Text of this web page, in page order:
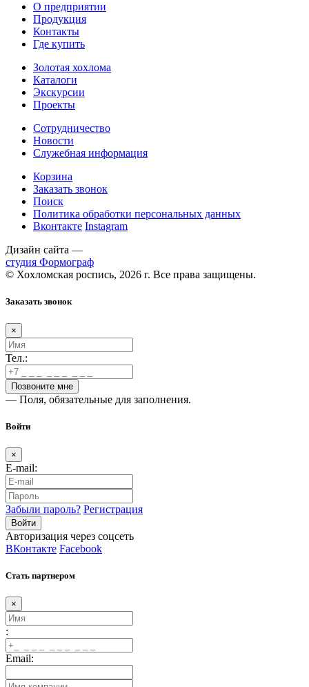
О предприятии
Продукция
Контакты
Где купить
Золотая хохлома
Каталоги
Экскурсии
Проекты
Сотрудничество
Новости
Служебная информация
Корзина
Заказать звонок
Поиск
Политика обработки персональных данных
Вконтакте Instagram
Дизайн сайта —
студия Формограф
© Хохломская роспись, 2026 г. Все права защищены.
Заказать звонок
×
Тел.:
— Поля, обязательные для заполнения.
Войти
×
E-mail:
Забыли пароль? Регистрация
Авторизация через соцсеть
ВКонтакте Facebook
Стать партнером
×
:
Email: